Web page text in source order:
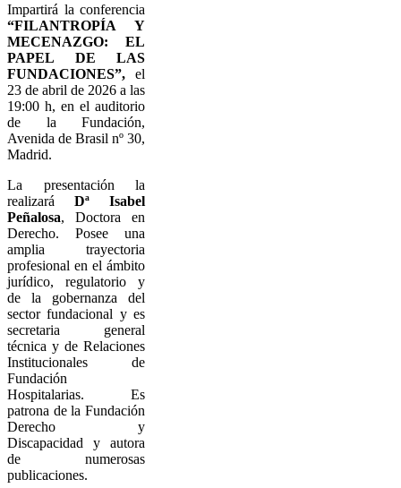
Impartirá la conferencia
“FILANTROPÍA Y
MECENAZGO: EL
PAPEL DE LAS
FUNDACIONES”, el
23 de abril de 2026 a las
19:00 h, en el auditorio
de la Fundación,
Avenida de Brasil nº 30,
Madrid.
La presentación la
realizará Dª Isabel
Peñalosa, Doctora en
Derecho. Posee una
amplia trayectoria
profesional en el ámbito
jurídico, regulatorio y
de la gobernanza del
sector fundacional y es
secretaria general
técnica y de Relaciones
Institucionales de
Fundación
Hospitalarias. Es
patrona de la Fundación
Derecho y
Discapacidad y autora
de numerosas
publicaciones.